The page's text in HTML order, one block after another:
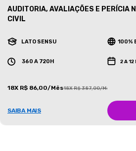
AUDITORIA, AVALIAÇÕES E PERÍCIA
CIVIL
LATO SENSU 100%
360 A 720H 2 A 12
18X R$ 86,00/Mês18X R$ 387,00/Mês
SAIBA MAIS